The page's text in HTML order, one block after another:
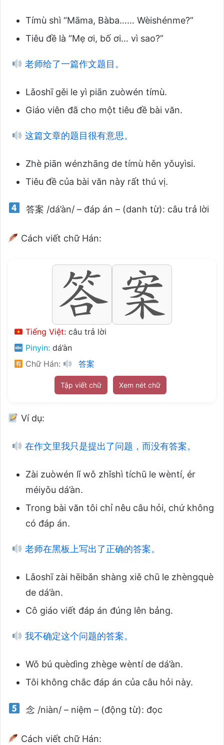
Tímù shì “Māma, Bàba…… Wèishénme?”
Tiêu đề là “Mẹ ơi, bố ơi… vì sao?”
老师给了一篇作文题目。
Lǎoshī gěi le yì piān zuòwén tímù.
Giáo viên đã cho một tiêu đề bài văn.
这篇文章的题目很有意思。
Zhè piān wénzhāng de tímù hěn yǒuyìsi.
Tiêu đề của bài văn này rất thú vị.
答案 /dá’àn/ – đáp án – (danh từ): câu trả lời
Cách viết chữ Hán:
Tiếng Việt: câu trả lời
Pinyin: dá’àn
Chữ Hán:
答案
Tập viết chữ Xem nét chữ
Ví dụ:
在作文里我只是提出了问题，而没有答案。
Zài zuòwén lǐ wǒ zhǐshì tíchū le wèntí, ér
méiyǒu dá’àn.
Trong bài văn tôi chỉ nêu câu hỏi, chứ không
có đáp án.
老师在黑板上写出了正确的答案。
Lǎoshī zài hēibǎn shàng xiě chū le zhèngquè
de dá’àn.
Cô giáo viết đáp án đúng lên bảng.
我不确定这个问题的答案。
Wǒ bú quèdìng zhège wèntí de dá’àn.
Tôi không chắc đáp án của câu hỏi này.
念 /niàn/ – niệm – (động từ): đọc
Cách viết chữ Hán: